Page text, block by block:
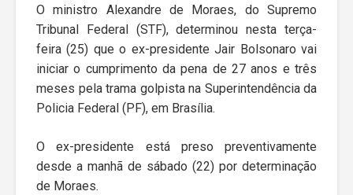
O ministro Alexandre de Moraes, do Supremo
Tribunal Federal (STF), determinou nesta terça-
feira (25) que o ex-presidente Jair Bolsonaro vai
iniciar o cumprimento da pena de 27 anos e três
meses pela trama golpista na Superintendência da
Policia Federal (PF), em Brasília.
O ex-presidente está preso preventivamente
desde a manhã de sábado (22) por determinação
de Moraes.